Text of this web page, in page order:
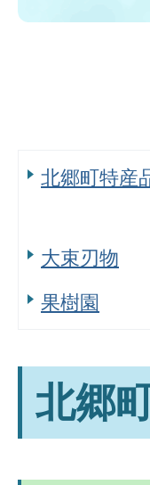
北郷町特産
大束刃物
果樹園
北郷